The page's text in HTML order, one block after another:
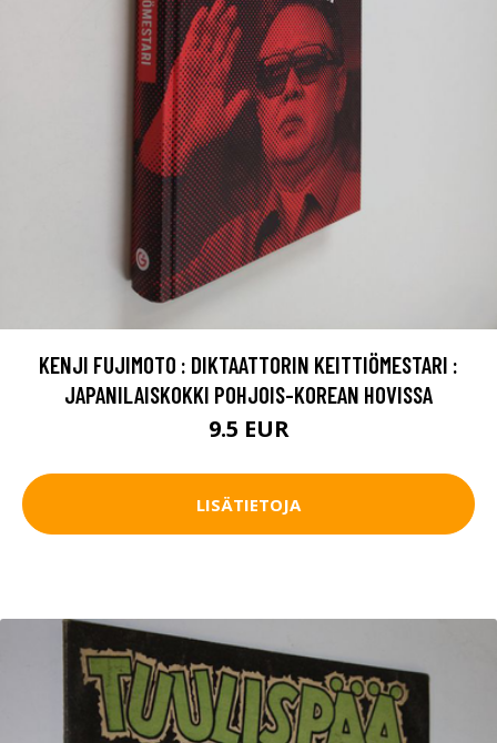
KENJI FUJIMOTO : DIKTAATTORIN KEITTIÖMESTARI :
JAPANILAISKOKKI POHJOIS-KOREAN HOVISSA
9.5 EUR
LISÄTIETOJA